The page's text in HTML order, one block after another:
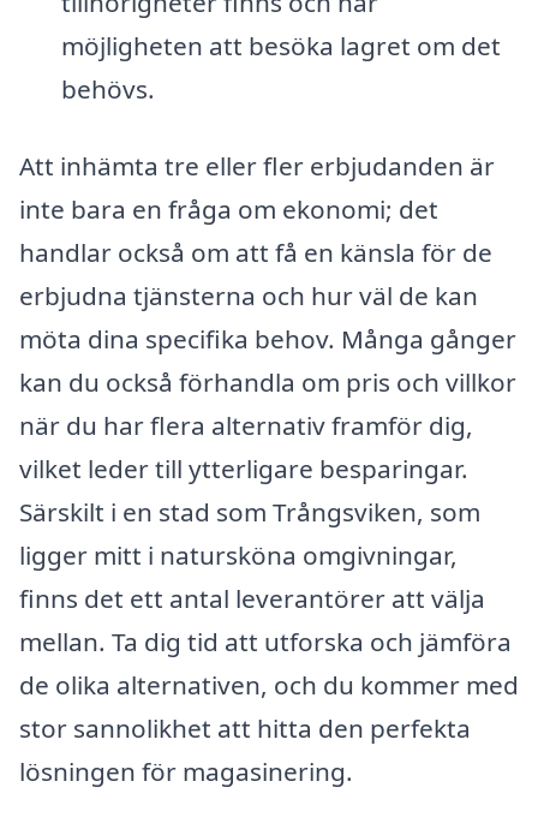
möjligheten att besöka lagret om det
behövs.
Att inhämta tre eller fler erbjudanden är
inte bara en fråga om ekonomi; det
handlar också om att få en känsla för de
erbjudna tjänsterna och hur väl de kan
möta dina specifika behov. Många gånger
kan du också förhandla om pris och villkor
när du har flera alternativ framför dig,
vilket leder till ytterligare besparingar.
Särskilt i en stad som Trångsviken, som
ligger mitt i natursköna omgivningar,
finns det ett antal leverantörer att välja
mellan. Ta dig tid att utforska och jämföra
de olika alternativen, och du kommer med
stor sannolikhet att hitta den perfekta
lösningen för magasinering.